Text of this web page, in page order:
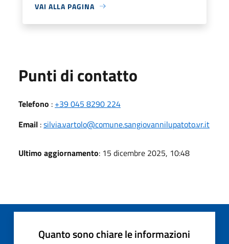
VAI ALLA PAGINA
Punti di contatto
Telefono : +39 045 8290 224
Email :silvia.vartolo@comune.sangiovannilupatoto.vr.it
Ultimo aggiornamento: 15 dicembre 2025, 10:48
Quanto sono chiare le informazioni